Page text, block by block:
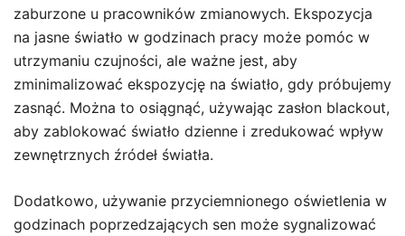
zaburzone u pracowników zmianowych. Ekspozycja
na jasne światło w godzinach pracy może pomóc w
utrzymaniu czujności, ale ważne jest, aby
zminimalizować ekspozycję na światło, gdy próbujemy
zasnąć. Można to osiągnąć, używając zasłon blackout,
aby zablokować światło dzienne i zredukować wpływ
zewnętrznych źródeł światła.
Dodatkowo, używanie przyciemnionego oświetlenia w
godzinach poprzedzających sen może sygnalizować